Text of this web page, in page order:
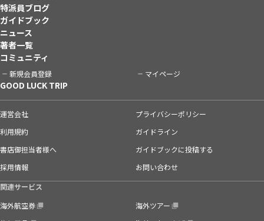
特派員ブログ
ガイドブック
ニュース
著者一覧
コミュニティ
新規会員登録 マイページ
GOOD LUCK TRIP
運営会社
プライバシーポリシー
利用規約
ガイドライン
書店御担当者様へ
ガイドブックに投稿する
採用情報
お問い合わせ
関連サービス
海外航空券
海外ツアー